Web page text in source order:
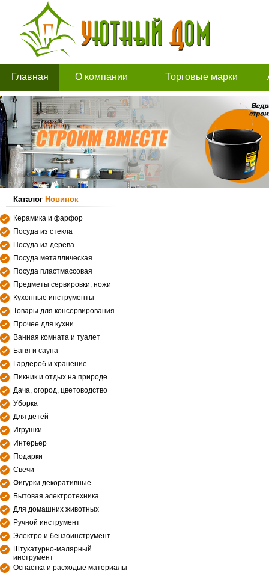
Главная О компании Торговые марки
Каталог Новинок
Керамика и фарфор
Посуда из стекла
Посуда из дерева
Посуда металлическая
Посуда пластмассовая
Предметы сервировки, ножи
Кухонные инструменты
Товары для консервирования
Прочее для кухни
Ванная комната и туалет
Баня и сауна
Гардероб и хранение
Пикник и отдых на природе
Дача, огород, цветоводство
Уборка
Для детей
Игрушки
Интерьер
Подарки
Свечи
Фигурки декоративные
Бытовая электротехника
Для домашних животных
Ручной инструмент
Электро и бензоинструмент
Штукатурно-малярный
инструмент
Оснастка и расходые материалы